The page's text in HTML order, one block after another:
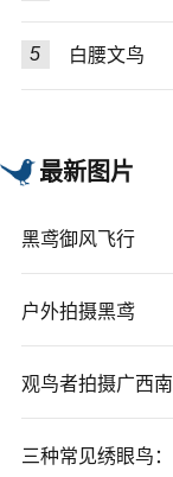
5 白腰文鸟
最新图片
黑鸢御风飞行
户外拍摄黑鸢
观鸟者拍摄广西
三种常见绣眼鸟